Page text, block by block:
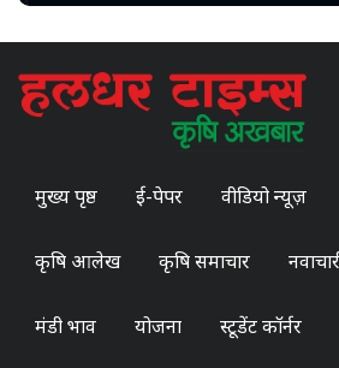
मुख्य पृष्ठ ई-पेपर वीडियो न्यूज़
कृषि आलेख कृषि समाचार
मंडी भाव योजना स्टूडेंट कॉर्नर